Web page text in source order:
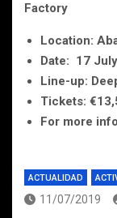
Factory
Location:
Date: 17
Line-up:
Tickets:
For more
ACTUALIDAD
11/07/2019